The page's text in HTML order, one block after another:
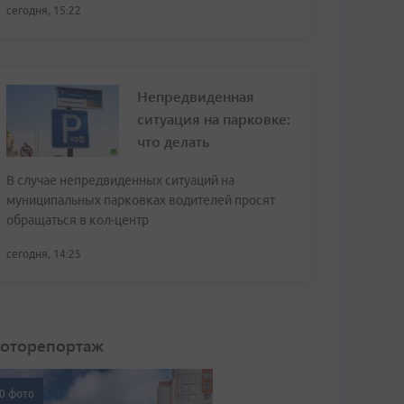
сегодня, 15:22
Непредвиденная
ситуация на парковке:
что делать
В случае непредвиденных ситуаций на
муниципальных парковках водителей просят
обращаться в кол-центр
сегодня, 14:25
фото